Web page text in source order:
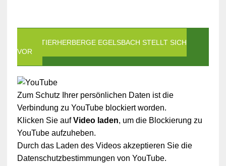
DIE TIERHERBERGE EGELSBACH STELLT SICH
VOR
Zum Schutz Ihrer persönlichen Daten ist die
Verbindung zu YouTube blockiert worden.
Klicken Sie aufVideo laden, um die Blockierung zu
YouTube aufzuheben.
Durch das Laden des Videos akzeptieren Sie die
Datenschutzbestimmungen von YouTube.